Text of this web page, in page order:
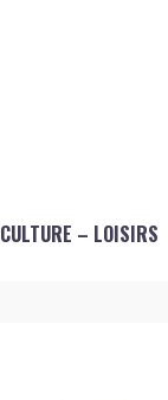
CULTURE – LOISIRS